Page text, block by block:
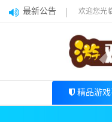
最新公告 欢迎您光
精品游戏